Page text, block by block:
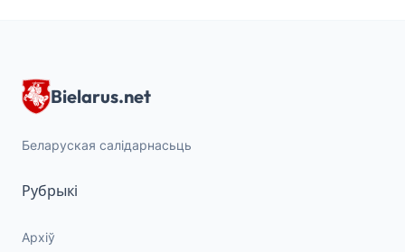
Bielarus.net
Беларуская салідарнасьць
Рубрыкі
Архіў